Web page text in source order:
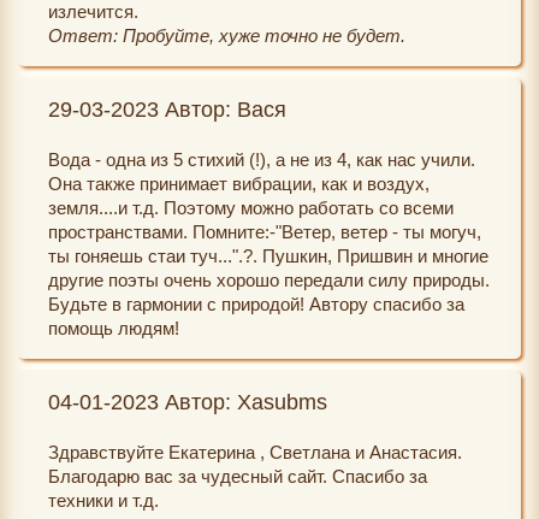
излечится.
Ответ: Пробуйте, хуже точно не будет.
29-03-2023 Автор: Вася
Вода - одна из 5 стихий (!), а не из 4, как нас учили.
Она также принимает вибрации, как и воздух,
земля....и т.д. Поэтому можно работать со всеми
пространствами. Помните:-"Ветер, ветер - ты могуч,
ты гоняешь стаи туч...".?. Пушкин, Пришвин и многие
другие поэты очень хорошо передали силу природы.
Будьте в гармонии с природой! Автору спасибо за
помощь людям!
04-01-2023 Автор: Xasubms
Здравствуйте Екатерина , Светлана и Анастасия.
Благодарю вас за чудесный сайт. Спасибо за
техники и т.д.